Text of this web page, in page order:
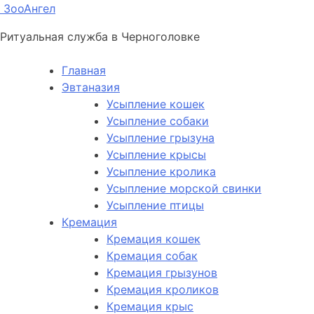
ЗооАнгел
Ритуальная служба в Черноголовке
Главная
Эвтаназия
Усыпление кошек
Усыпление собаки
Усыпление грызуна
Усыпление крысы
Усыпление кролика
Усыпление морской свинки
Усыпление птицы
Кремация
Кремация кошек
Кремация собак
Кремация грызунов
Кремация кроликов
Кремация крыс